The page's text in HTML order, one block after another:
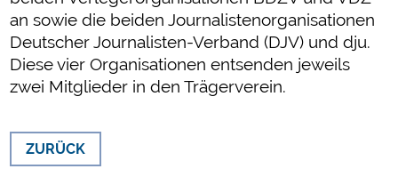
an sowie die beiden Journalistenorganisationen
Deutscher Journalisten-Verband (DJV) und dju.
Diese vier Organisationen entsenden jeweils
zwei Mitglieder in den Trägerverein.
ZURÜCK